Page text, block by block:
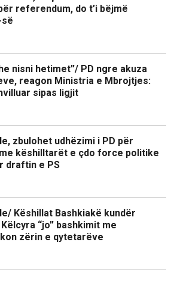
referendum, do t’i bëjmë
nisni hetimet”/ PD ngre akuza
reagon Ministria e Mbrojtjes:
sipas ligjit
zbulohet udhëzimi i PD për
këshilltarët e çdo force politike
draftin e PS
Këshillat Bashkiakë kundër
“jo” bashkimit me
zërin e qytetarëve